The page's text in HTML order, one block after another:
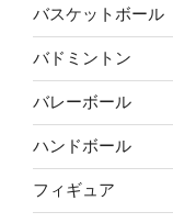
バスケットボール
バドミントン
バレーボール
ハンドボール
フィギュア